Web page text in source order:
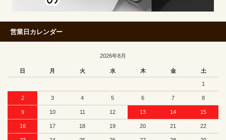
営業日カレンダー
2026年8月
日 月 火 水 木 金 土
1
2 3 4 5 6 7 8
9 10 11 12 13 14 15
16 17 18 19 20 21 22